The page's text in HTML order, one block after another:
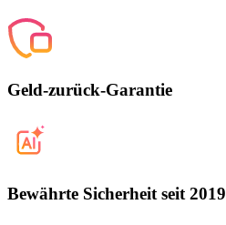
Geld-zurück-Garantie
Bewährte Sicherheit seit 2019